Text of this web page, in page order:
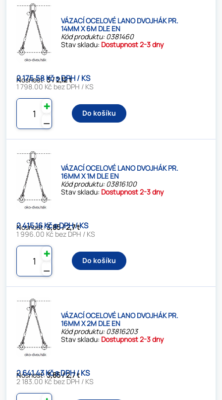
VÁZACÍ OCELOVÉ LANO DVOJHÁK PR.
14MM X 6M DLE EN
Kód produktu: 0381460
Stav skladu: Dostupnost 2-3 dny
Nosnost:3 / 2,12 t
2 175.58 Kč s DPH / KS
1 798.00 Kč bez DPH / KS
⚊
✚
Do košíku
VÁZACÍ OCELOVÉ LANO DVOJHÁK PR.
16MM X 1M DLE EN
Kód produktu: 03816100
Stav skladu: Dostupnost 2-3 dny
Nosnost:3,85 / 2,7 t
2 415.16 Kč s DPH / KS
1 996.00 Kč bez DPH / KS
⚊
✚
Do košíku
VÁZACÍ OCELOVÉ LANO DVOJHÁK PR.
16MM X 2M DLE EN
Kód produktu: 03816203
Stav skladu: Dostupnost 2-3 dny
Nosnost:3,85 / 2,7 t
2 641.43 Kč s DPH / KS
2 183.00 Kč bez DPH / KS